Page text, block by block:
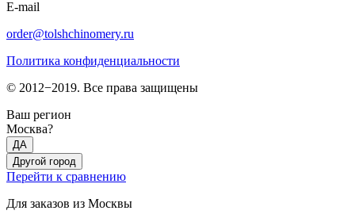
E-mail
order@tolshchinomery.ru
Политика конфиденциальности
© 2012−2019. Все права защищены
Ваш регион
Москва?
ДА
Другой город
Перейти к сравнению
Для заказов из Москвы